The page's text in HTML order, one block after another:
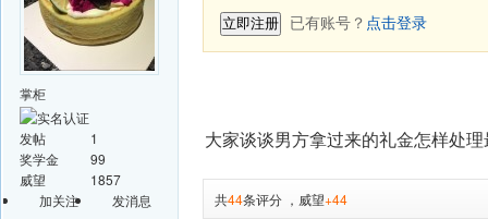
掌柜
发帖
1
奖学金
99
威望
1857
加关注
发消息
立即注册 已有账号？ 点击登录
大家谈谈男方拿过来的礼金怎样处
共44条评分 ， 威望+44